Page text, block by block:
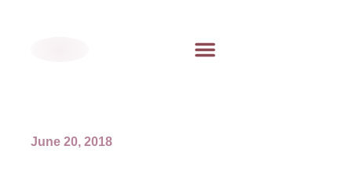
June 20, 2018